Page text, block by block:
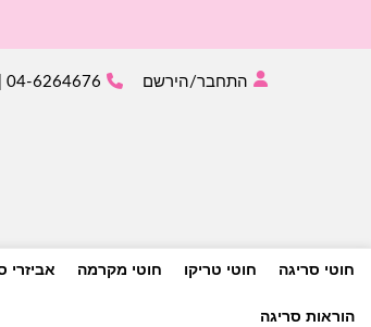
התחבר/הירשם 04-6264676 | 050-8824996
חוטי סריגה חוטי טריקו חוטי מקרמה אביזרי
הוראות סריגה